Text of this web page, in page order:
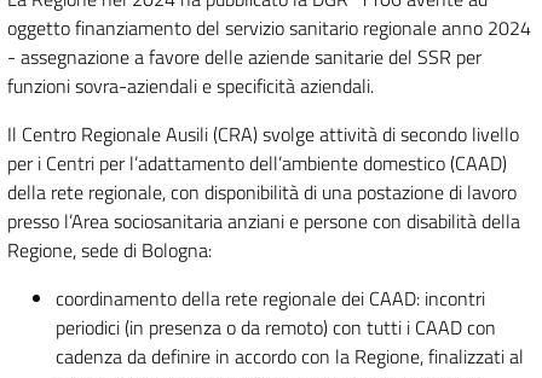
oggetto finanziamento del servizio sanitario regionale anno 2024
- assegnazione a favore delle aziende sanitarie del SSR per
funzioni sovra-aziendali e specificità aziendali.
Il Centro Regionale Ausili (CRA) svolge attività di secondo livello
per i Centri per l’adattamento dell’ambiente domestico (CAAD)
della rete regionale, con disponibilità di una postazione di lavoro
presso l’Area sociosanitaria anziani e persone con disabilità della
Regione, sede di Bologna:
coordinamento della rete regionale dei CAAD: incontri
periodici (in presenza o da remoto) con tutti i CAAD con
cadenza da definire in accordo con la Regione, finalizzati al